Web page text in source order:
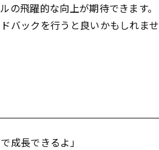
の飛躍的な向上が期待できます。
バックを行うと良いかもしれませ
成長できるよ」